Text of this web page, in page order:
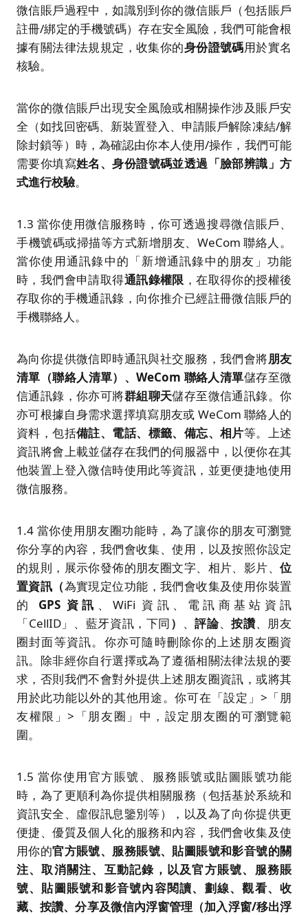
微信賬戶過程中，如識別到你的微信賬戶（包括賬戶
註冊/綁定的手機號碼）存在安全風險，我們可能會根
據有關法律法規規定，收集你的身份證號碼用於實名
核驗。
當你的微信賬戶出現安全風險或相關操作涉及賬戶安
全（如找回密碼、新裝置登入、申請賬戶解除凍結/解
除封鎖等）時，為確認由你本人使用/操作，我們可能
需要你填寫姓名、身份證號碼並透過「臉部辨識」方
式進行校驗。
1.3 當你使用微信服務時，你可透過搜尋微信賬戶、
手機號碼或掃描等方式新增朋友、WeCom 聯絡人。
當你使用通訊錄中的「新增通訊錄中的朋友」功能
時，我們會申請取得通訊錄權限 ，在取得你的授權後
存取你的手機通訊錄，向你推介已經註冊微信賬戶的
手機聯絡人。
為向你提供微信即時通訊與社交服務，我們會將朋友
清單（聯絡人清單） 、WeCom 聯絡人清單儲存至微
信通訊錄，你亦可將群組聊天儲存至微信通訊錄。你
亦可根據自身需求選擇填寫朋友或 WeCom 聯絡人的
資料，包括備註、電話、標籤、備忘、相片等。上述
資訊將會上載並儲存在我們的伺服器中，以便你在其
他裝置上登入微信時使用此等資訊，並更便捷地使用
微信服務。
1.4 當你使用朋友圈功能時，為了讓你的朋友可瀏覽
你分享的內容，我們會收集、使用，以及按照你設定
的規則，展示你發佈的朋友圈文字、相片、影片、 位
置資訊 （為實現定位功能，我們會收集及使用你裝置
的 GPS 資訊 、WiFi 資訊、電訊商基站資訊
「CellID」、藍牙資訊，下同） 、評論、按讚、朋友
圈封面等資訊。你亦可隨時刪除你的上述朋友圈資
訊。除非經你自行選擇或為了遵循相關法律法規的要
求，否則我們不會對外提供上述朋友圈資訊，或將其
用於此功能以外的其他用途。你可在「設定」>「朋
友權限」>「朋友圈」中，設定朋友圈的可瀏覽範
圍。
1.5 當你使用官方賬號、服務賬號或貼圖賬號功能
時，為了更順利為你提供相關服務（包括基於系統和
資訊安全、虛假訊息鑒別等），以及為了向你提供更
便捷、優質及個人化的服務和內容，我們會收集及使
用你的官方賬號、服務賬號、貼圖賬號和影音號的關
注、取消關注、互動記錄，以及官方賬號、服務賬
號、貼圖賬號和影音號內容閱讀、劃線、觀看、收
藏、按讚、分享及微信內浮窗管理（加入浮窗/移出浮